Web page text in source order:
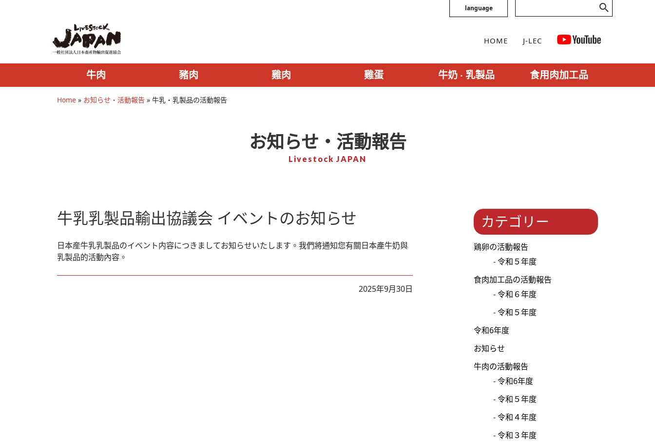
language
HOME J-LEC
牛肉 豬肉 雞肉 雞蛋 牛奶 ‧ 乳製品 食用肉加工品
Home » お知らせ・活動報告 » 牛乳・乳製品の活動報告
お知らせ・活動報告
Livestock JAPAN
牛乳乳製品輸出協議会 イベントのお知らせ
日本産牛乳乳製品のイベント内容につきましてお知らせいたします。我們將通知您有關日本產牛奶與
乳製品的活動內容。
2025年9月30日
カテゴリー
鶏卵の活動報告
令和５年度
食肉加工品の活動報告
令和６年度
令和５年度
令和6年度
お知らせ
牛肉の活動報告
令和6年度
令和５年度
令和４年度
令和３年度